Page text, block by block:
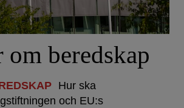
om beredskap
Hur ska
och EU:s